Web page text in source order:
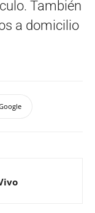
También
a domicilio